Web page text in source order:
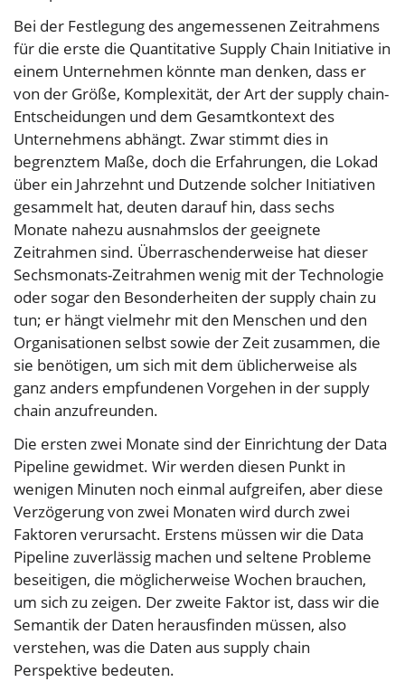
Bei der Festlegung des angemessenen Zeitrahmens
für die erste die Quantitative Supply Chain Initiative in
einem Unternehmen könnte man denken, dass er
von der Größe, Komplexität, der Art der supply chain-
Entscheidungen und dem Gesamtkontext des
Unternehmens abhängt. Zwar stimmt dies in
begrenztem Maße, doch die Erfahrungen, die Lokad
über ein Jahrzehnt und Dutzende solcher Initiativen
gesammelt hat, deuten darauf hin, dass sechs
Monate nahezu ausnahmslos der geeignete
Zeitrahmen sind. Überraschenderweise hat dieser
Sechsmonats-Zeitrahmen wenig mit der Technologie
oder sogar den Besonderheiten der supply chain zu
tun; er hängt vielmehr mit den Menschen und den
Organisationen selbst sowie der Zeit zusammen, die
sie benötigen, um sich mit dem üblicherweise als
ganz anders empfundenen Vorgehen in der supply
chain anzufreunden.
Die ersten zwei Monate sind der Einrichtung der Data
Pipeline gewidmet. Wir werden diesen Punkt in
wenigen Minuten noch einmal aufgreifen, aber diese
Verzögerung von zwei Monaten wird durch zwei
Faktoren verursacht. Erstens müssen wir die Data
Pipeline zuverlässig machen und seltene Probleme
beseitigen, die möglicherweise Wochen brauchen,
um sich zu zeigen. Der zweite Faktor ist, dass wir die
Semantik der Daten herausfinden müssen, also
verstehen, was die Daten aus supply chain
Perspektive bedeuten.